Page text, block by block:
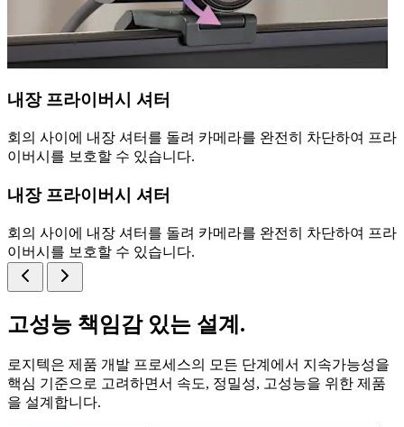
내장 프라이버시 셔터
회의 사이에 내장 셔터를 돌려 카메라를 완전히 차단하여 프라
이버시를 보호할 수 있습니다.
내장 프라이버시 셔터
회의 사이에 내장 셔터를 돌려 카메라를 완전히 차단하여 프라
이버시를 보호할 수 있습니다.
고성능 책임감 있는 설계.
로지텍은 제품 개발 프로세스의 모든 단계에서 지속가능성을
핵심 기준으로 고려하면서 속도, 정밀성, 고성능을 위한 제품
을 설계합니다.